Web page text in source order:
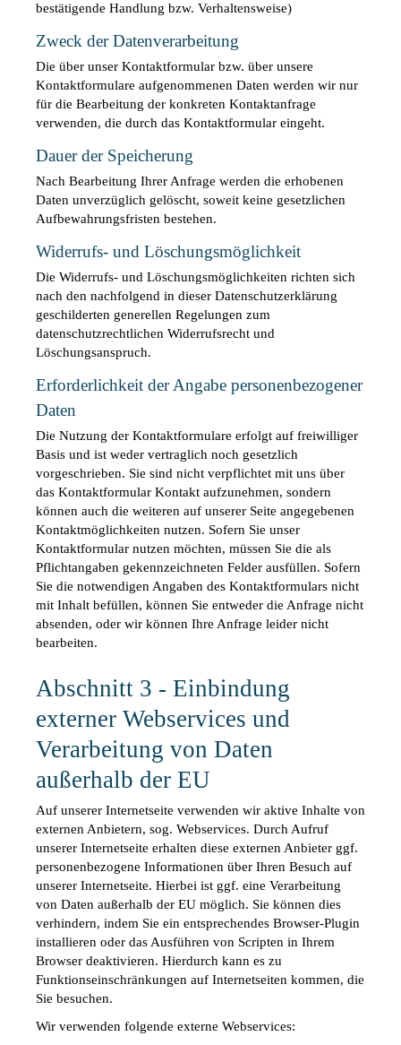
bestätigende Handlung bzw. Verhaltensweise)
Zweck der Datenverarbeitung
Die über unser Kontaktformular bzw. über unsere
Kontaktformulare aufgenommenen Daten werden wir nur
für die Bearbeitung der konkreten Kontaktanfrage
verwenden, die durch das Kontaktformular eingeht.
Dauer der Speicherung
Nach Bearbeitung Ihrer Anfrage werden die erhobenen
Daten unverzüglich gelöscht, soweit keine gesetzlichen
Aufbewahrungsfristen bestehen.
Widerrufs- und Löschungsmöglichkeit
Die Widerrufs- und Löschungsmöglichkeiten richten sich
nach den nachfolgend in dieser Datenschutzerklärung
geschilderten generellen Regelungen zum
datenschutzrechtlichen Widerrufsrecht und
Löschungsanspruch.
Erforderlichkeit der Angabe personenbezogener
Daten
Die Nutzung der Kontaktformulare erfolgt auf freiwilliger
Basis und ist weder vertraglich noch gesetzlich
vorgeschrieben. Sie sind nicht verpflichtet mit uns über
das Kontaktformular Kontakt aufzunehmen, sondern
können auch die weiteren auf unserer Seite angegebenen
Kontaktmöglichkeiten nutzen. Sofern Sie unser
Kontaktformular nutzen möchten, müssen Sie die als
Pflichtangaben gekennzeichneten Felder ausfüllen. Sofern
Sie die notwendigen Angaben des Kontaktformulars nicht
mit Inhalt befüllen, können Sie entweder die Anfrage nicht
absenden, oder wir können Ihre Anfrage leider nicht
bearbeiten.
Abschnitt 3 - Einbindung
externer Webservices und
Verarbeitung von Daten
außerhalb der EU
Auf unserer Internetseite verwenden wir aktive Inhalte von
externen Anbietern, sog. Webservices. Durch Aufruf
unserer Internetseite erhalten diese externen Anbieter ggf.
personenbezogene Informationen über Ihren Besuch auf
unserer Internetseite. Hierbei ist ggf. eine Verarbeitung
von Daten außerhalb der EU möglich. Sie können dies
verhindern, indem Sie ein entsprechendes Browser-Plugin
installieren oder das Ausführen von Scripten in Ihrem
Browser deaktivieren. Hierdurch kann es zu
Funktionseinschränkungen auf Internetseiten kommen, die
Sie besuchen.
Wir verwenden folgende externe Webservices: